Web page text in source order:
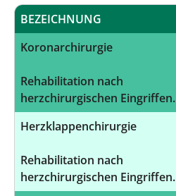
BEZEICHNUNG
Koronarchirurgie
Rehabilitation nach
herzchirurgischen Eingriffen.
Herzklappenchirurgie
Rehabilitation nach
herzchirurgischen Eingriffen.